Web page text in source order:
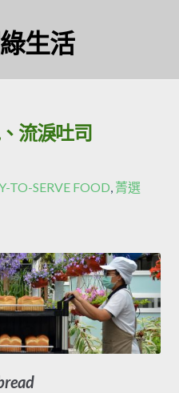
生活
流淚吐司
TO-SERVE FOOD, 菁選